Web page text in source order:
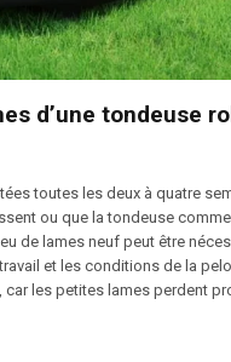
d’une tondeuse
toutes les deux à quatre
ou que la tondeuse
de lames neuf peut être
et les conditions de la
les petites lames perdent